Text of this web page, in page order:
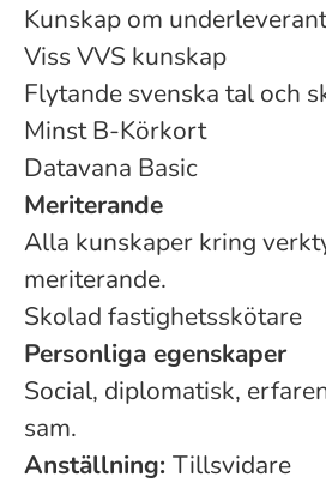
Kunskap om
Viss VVS kunskap
Flytande svenska tal och
Minst B-Körkort
Datavana Basic
Meriterande
Alla kunskaper kring
meriterande.
Skolad fastighetsskötare
Personliga egenskaper
Social, diplomatisk,
sam.
Anställning: Tillsvidare